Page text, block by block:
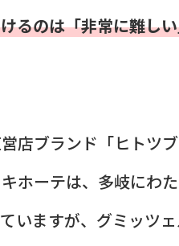
るのは「非常に難し
店ブランド「ヒトツ
ホーテは、多岐にわ
いますが、グミッツ